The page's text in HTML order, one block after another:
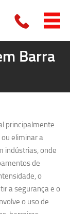
Barra
principalmente
eliminar a
indústrias, onde
de
o
a segurança e o
o uso de